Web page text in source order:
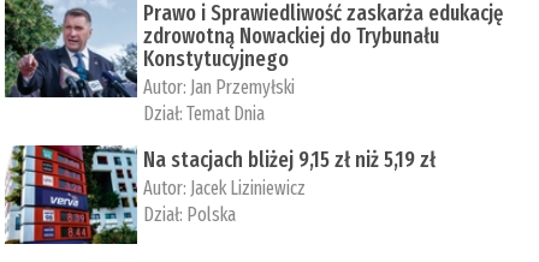
Prawo i Sprawiedliwość zaskarża edukację
zdrowotną Nowackiej do Trybunału
Konstytucyjnego
Autor: Jan Przemyłski
Dział:Temat Dnia
Na stacjach bliżej 9,15 zł niż 5,19 zł
Autor: Jacek Liziniewicz
Dział: Polska